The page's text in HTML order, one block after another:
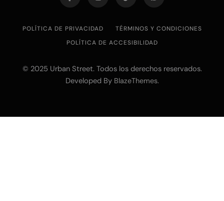
POLÍTICA DE PRIVACIDAD
TÉRMINOS Y CONDICIONES
POLÍTICA DE ACCESIBILIDAD
© 2025 Urban Street. Todos los derechos reservados.
Developed By BlazeThemes.